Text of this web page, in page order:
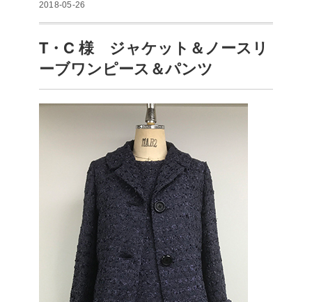
2018-05-26
T・C 様 ジャケット＆ノースリ
ーブワンピース＆パンツ